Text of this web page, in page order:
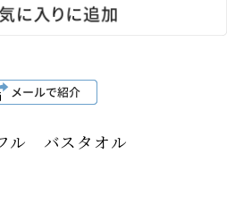
ル バスタオル